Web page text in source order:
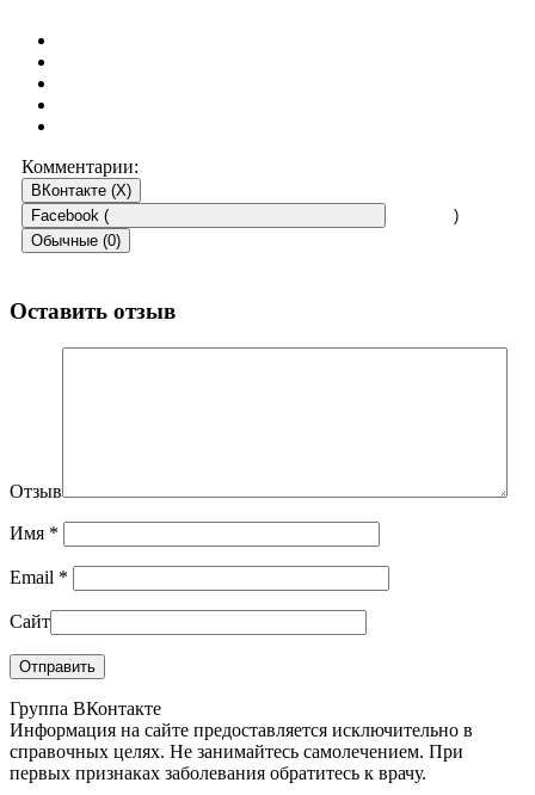
Комментарии:
ВКонтакте (X)
Facebook (
)
Обычные (0)
Оставить отзыв
Отзыв
Имя *
Email *
Сайт
Группа ВКонтакте
Информация на сайте предоставляется исключительно в
справочных целях. Не занимайтесь самолечением. При
первых признаках заболевания обратитесь к врачу.